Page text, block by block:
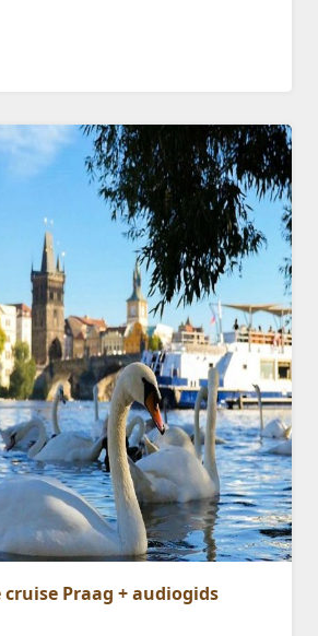
Praag + audiogids